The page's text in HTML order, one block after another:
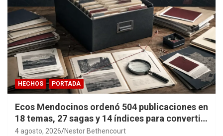
HECHOS PORTADA
Ecos Mendocinos ordenó 504 publicaciones en
18 temas, 27 sagas y 14 índices para convertir
años de investigación en memoria pública
4 agosto, 2026 Nestor Bethencourt